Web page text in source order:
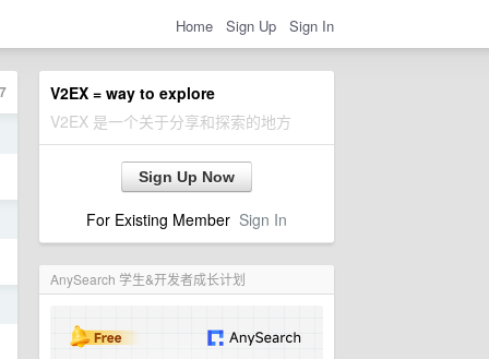
Home Sign Up Sign In
V2EX = way to explore
V2EX 是一个关于分享和探索的地方
Sign Up Now
For Existing Member Sign In
AnySearch 学生&开发者成长计划